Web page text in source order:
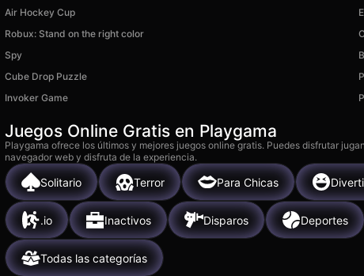
Air Hockey Cup
Robux: Stand on the right color
Spy
Cube Drop Puzzle
Invoker Game
Juegos Online Gratis en Playgama
Playgama ofrece los últimos y mejores juegos online gratis. Puedes disfrutar
navegador web y disfruta de la experiencia.
Solitario Terror Para Chicas
.io Inactivos Disparos Deportes
Todas las categorías